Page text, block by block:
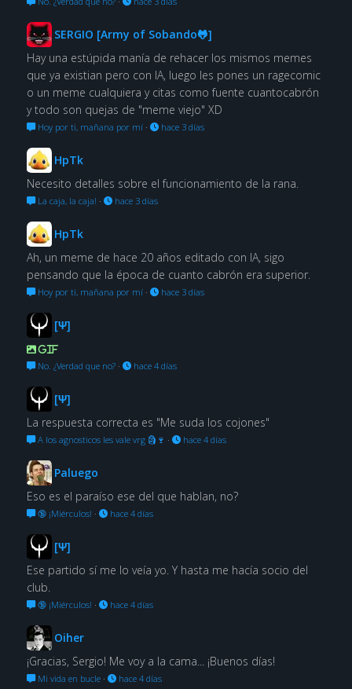
SERGIO [Army of Sobando🐸]
Hay una estúpida manía de rehacer los mismos memes
que ya existian pero con IA, luego les pones un ragecomic
o un meme cualquiera y citas como fuente cuantocabrón
y todo son quejas de "meme viejo" XD
Hoy por ti, mañana por mí· hace 3 días
HpTk
Necesito detalles sobre el funcionamiento de la rana.
La caja, la caja! · hace 3 días
HpTk
Ah, un meme de hace 20 años editado con IA, sigo
pensando que la época de cuanto cabrón era superior.
Hoy por ti, mañana por mí· hace 3 días
[Ψ]
GIF
No. ¿Verdad que no?· hace 4 días
[Ψ]
La respuesta correcta es "Me suda los cojones"
A los agnosticos les vale vrg 🗿🍷 · hace 4 días
Paluego
Eso es el paraíso ese del que hablan, no?
🔞 ¡Miérculos! · hace 4 días
[Ψ]
Ese partido sí me lo veía yo. Y hasta me hacía socio del
club.
🔞 ¡Miérculos! · hace 4 días
Oiher
¡Gracias, Sergio! Me voy a la cama... ¡Buenos días!
Mi vida en bucle· hace 4 días